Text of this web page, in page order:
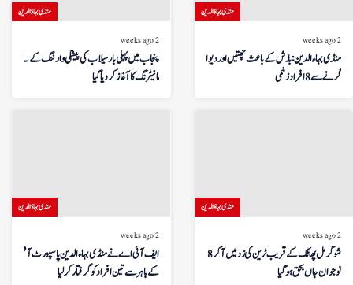
منڈی بہاؤالدین
2 weeks ago
پنجاب میں پہلی بار سیلاب کی پیشگی وارننگ کے لیے
مانیٹرنگ کا آغاز کر دیا گیا
منڈی بہاؤالدین
2 weeks ago
منڈی بہاءالدین: بارش کے باعث چھتیں اور دیواریں
گرنے سے 8 افراد زخمی
منڈی بہاؤالدین
2 weeks ago
ایف آئی اے نے منڈی بہاءالدین پاسپورٹ آفس
کے باہر سے تین افراد کو گرفتار کر لیا
منڈی بہاؤالدین
2 weeks ago
نوجوان جاں بحق ہوگیا